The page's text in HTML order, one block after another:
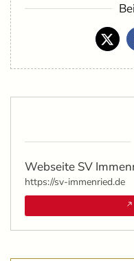
Webseite SV
https://sv-immenried.de